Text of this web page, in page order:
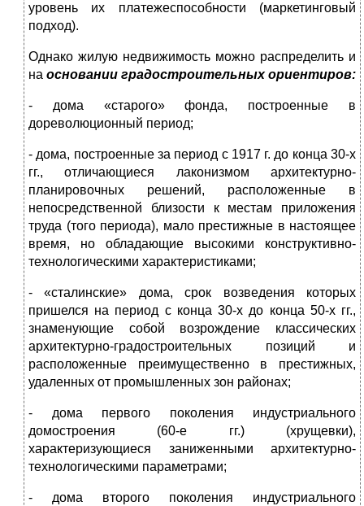
уровень их платежеспособности (маркетинговый
подход).
Однако жилую недвижимость можно распределить и
на основании градостроительных ориентиров:
- дома «старого» фонда, построенные в
дореволюционный период;
- дома, построенные за период с 1917 г. до конца 30-х
гг., отличающиеся лаконизмом архитектурно-
планировочных решений, расположенные в
непосредственной близости к местам приложения
труда (того периода), мало престижные в настоящее
время, но обладающие высокими конструктивно-
технологическими характеристиками;
- «сталинские» дома, срок возведения которых
пришелся на период с конца 30-х до конца 50-х гг.,
знаменующие собой возрождение классических
архитектурно-градостроительных позиций и
расположенные преимущественно в престижных,
удаленных от промышленных зон районах;
- дома первого поколения индустриального
домостроения (60-е гг.) (хрущевки),
характеризующиеся заниженными архитектурно-
технологическими параметрами;
- дома второго поколения индустриального